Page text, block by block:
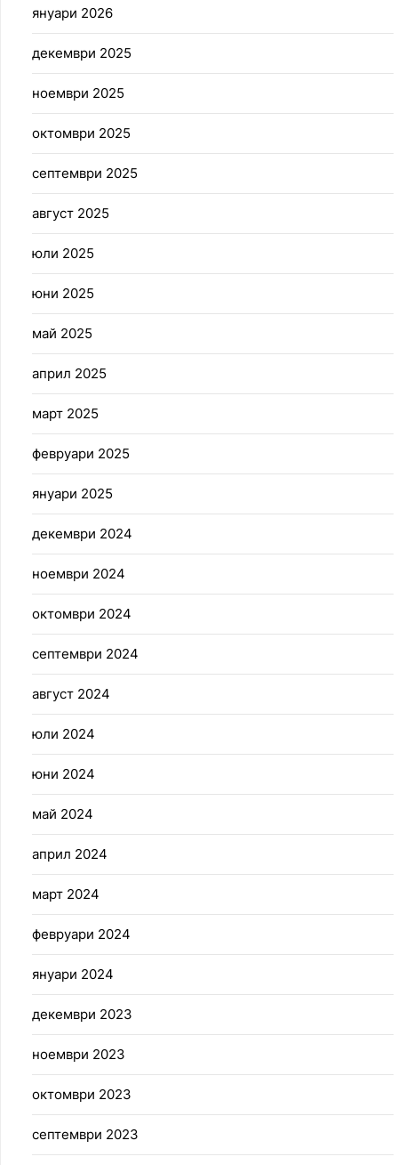
януари 2026
декември 2025
ноември 2025
октомври 2025
септември 2025
август 2025
юли 2025
юни 2025
май 2025
април 2025
март 2025
февруари 2025
януари 2025
декември 2024
ноември 2024
октомври 2024
септември 2024
август 2024
юли 2024
юни 2024
май 2024
април 2024
март 2024
февруари 2024
януари 2024
декември 2023
ноември 2023
октомври 2023
септември 2023